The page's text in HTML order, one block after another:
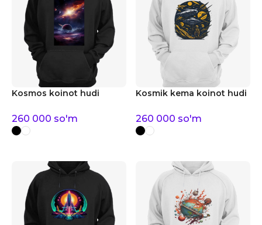
Kosmos koinot hudi
260 000 so'm
Kosmik kema koinot hudi
260 000 so'm